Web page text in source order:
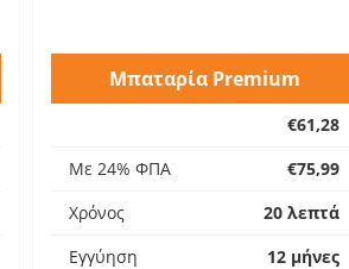
Μπαταρία Premium
€61,28
Με 24% ΦΠΑ
€75,99
Χρόνος
20 λεπτά
Εγγύηση
12 μήνες